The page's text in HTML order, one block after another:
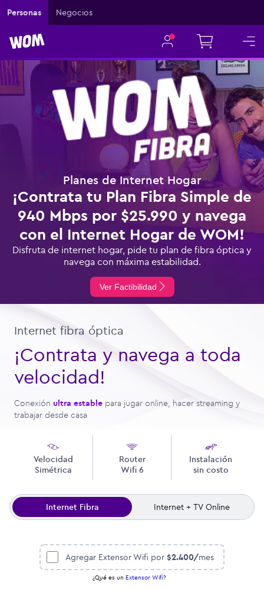
Personas Negocios
Planes de Internet Hogar
¡Contrata tu Plan Fibra Simple de
940 Mbps por $25.990 y navega
con el Internet Hogar de WOM!
Disfruta de internet hogar, pide tu plan de fibra óptica y
navega con máxima estabilidad.
Ver Factibilidad
Internet fibra óptica
¡Contrata y navega a toda
velocidad!
Conexión ultra estable para jugar online, hacer streaming y
trabajar desde casa
Velocidad
Simétrica
Router
Wifi 6
Instalación
sin costo
Internet Fibra Internet + TV Online
¿Qué es un Extensor Wifi?
Agregar Extensor Wifi por $2.400/mes